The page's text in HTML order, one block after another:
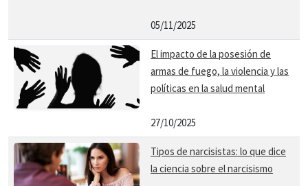
05/11/2025
El impacto de la posesión de
armas de fuego, la violencia y las
políticas en la salud mental
27/10/2025
Tipos de narcisistas: lo que dice
la ciencia sobre el narcisismo